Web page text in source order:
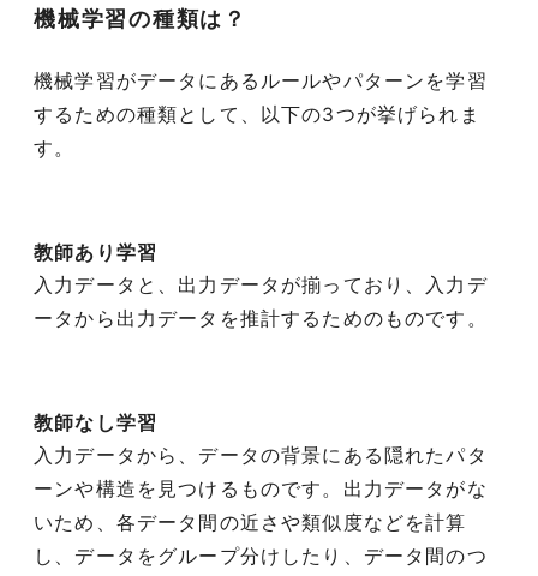
機械学習の種類は？
機械学習がデータにあるルールやパターンを学習
するための種類として、以下の3つが挙げられま
す。
教師あり学習
入力データと、出力データが揃っており、入力デ
ータから出力データを推計するためのものです。
教師なし学習
入力データから、データの背景にある隠れたパタ
ーンや構造を見つけるものです。出力データがな
いため、各データ間の近さや類似度などを計算
し、データをグループ分けしたり、データ間のつ